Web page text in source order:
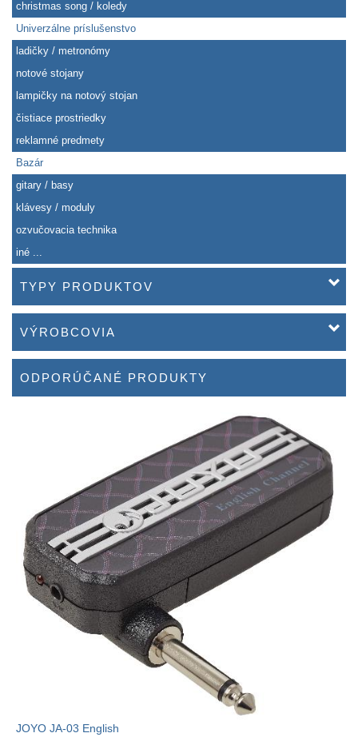
christmas song / koledy
Univerzálne príslušenstvo
ladičky / metronómy
notové stojany
lampičky na notový stojan
čistiace prostriedky
reklamné predmety
Bazár
gitary / basy
klávesy / moduly
ozvučovacia technika
iné ...
TYPY PRODUKTOV
VÝROBCOVIA
ODPORÚČANÉ PRODUKTY
JOYO JA-03 English